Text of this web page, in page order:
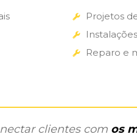
Projetos
Reparo e
clientes com os